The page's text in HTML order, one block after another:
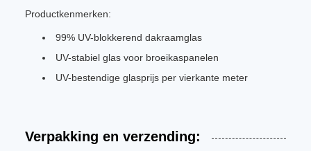
Productkenmerken:
99% UV-blokkerend dakraamglas
UV-stabiel glas voor broeikaspanelen
UV-bestendige glasprijs per vierkante meter
Verpakking en verzending: